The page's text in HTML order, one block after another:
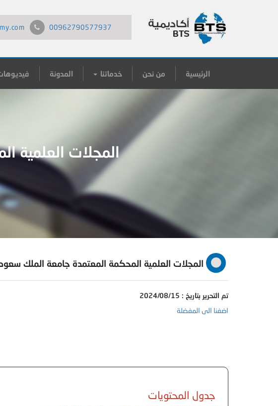
00962790577937
الرئيسية من نحن خدماتنا المدونة
المجلات العلمية
المجلات العلمية المحكمة المعتمدة جامعة الملك
تم التحرير بتاريخ : 2024/08/15
اضفنا الى المفضلة
جدول المحتويات